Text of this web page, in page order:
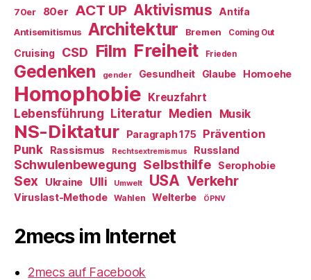
70er 80er ACT UP Aktivismus Antifa
Antisemitismus Architektur Bremen Coming Out
Cruising CSD Film Freiheit Frieden
Gedenken gender Gesundheit Glaube Homoehe
Homophobie Kreuzfahrt
Lebensführung Literatur Medien Musik
NS-Diktatur Paragraph 175
Prävention
Punk
Rassismus Rechtsextremismus Russland
Schwulenbewegung Selbsthilfe Serophobie
Sex Ukraine Ulli Umwelt USA Verkehr
Viruslast-Methode Wahlen Welterbe ÖPNV
2mecs im Internet
2mecs auf Facebook